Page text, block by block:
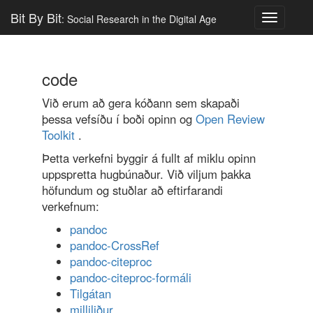
Toggle
Bit By Bit: Social Research in the Digital Age
code
Við erum að gera kóðann sem skapaði
þessa vefsíðu í boði opinn og Open Review
Toolkit .
Þetta verkefni byggir á fullt af miklu opinn
uppspretta hugbúnaður. Við viljum þakka
höfundum og stuðlar að eftirfarandi
verkefnum:
pandoc
pandoc-CrossRef
pandoc-citeproc
pandoc-citeproc-formáli
Tilgátan
milliliður